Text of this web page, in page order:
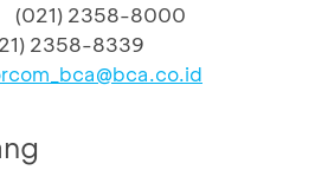
(021) 2358-8000
2358-8339